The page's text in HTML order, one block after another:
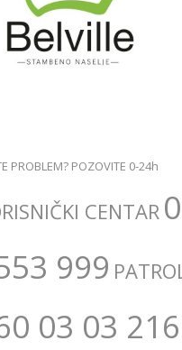
PROBLEM? POZOVITE 0-24h
CENTAR
999
03 03 216